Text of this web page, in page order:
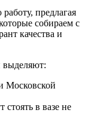
предлагая
собираем с
качества и
выделяют:
Московской
в вазе не